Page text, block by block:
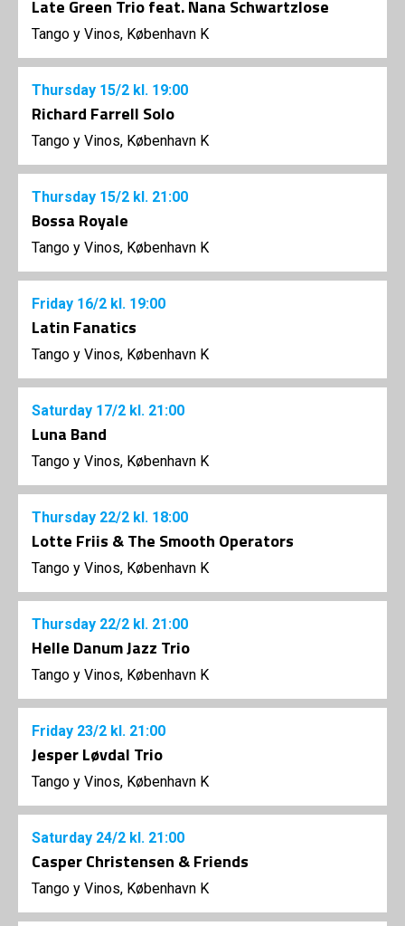
Late Green Trio feat. Nana Schwartzlose
Tango y Vinos, København K
Thursday 15/2 kl. 19:00
Richard Farrell Solo
Tango y Vinos, København K
Thursday 15/2 kl. 21:00
Bossa Royale
Tango y Vinos, København K
Friday 16/2 kl. 19:00
Latin Fanatics
Tango y Vinos, København K
Saturday 17/2 kl. 21:00
Luna Band
Tango y Vinos, København K
Thursday 22/2 kl. 18:00
Lotte Friis & The Smooth Operators
Tango y Vinos, København K
Thursday 22/2 kl. 21:00
Helle Danum Jazz Trio
Tango y Vinos, København K
Friday 23/2 kl. 21:00
Jesper Løvdal Trio
Tango y Vinos, København K
Saturday 24/2 kl. 21:00
Casper Christensen & Friends
Tango y Vinos, København K